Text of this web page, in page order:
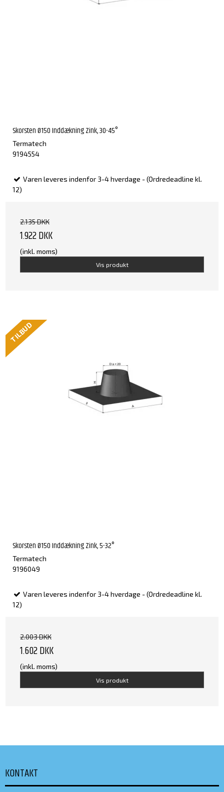
Skorsten Ø150 Inddækning Zink, 30-45°
Termatech
9194554
Varen leveres indenfor 3-4 hverdage - (Ordredeadline kl.
12)
2.135 DKK
1.922 DKK
(inkl. moms)
Vis produkt
TILBUD
Skorsten Ø150 Inddækning Zink, 5-32°
Termatech
9196049
Varen leveres indenfor 3-4 hverdage - (Ordredeadline kl.
12)
2.003 DKK
1.602 DKK
(inkl. moms)
Vis produkt
KONTAKT